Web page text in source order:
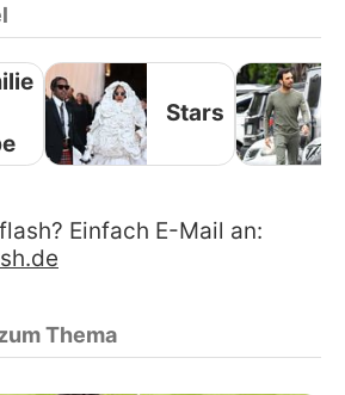
Stars
Einfach E-Mail an:
Thema